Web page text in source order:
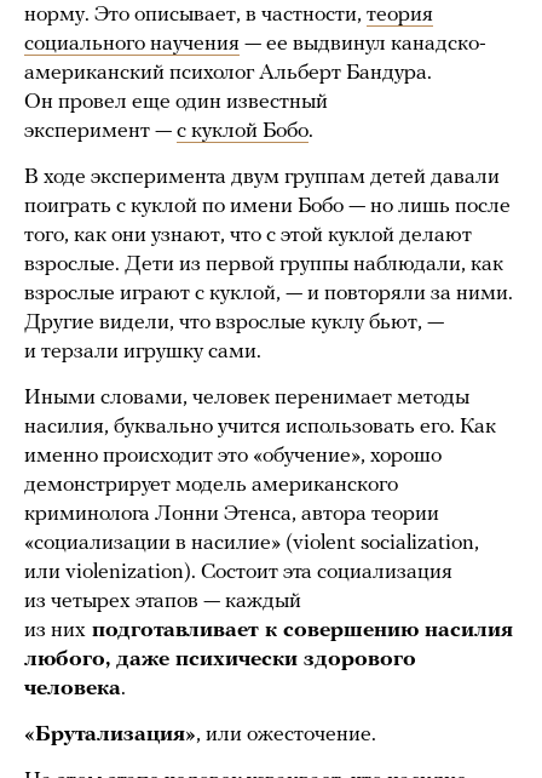
норму. Это описывает, в частности, теория
социального научения — ее выдвинул канадско-
американский психолог Альберт Бандура.
Он провел еще один известный
эксперимент — с куклой Бобо.
В ходе эксперимента двум группам детей давали
поиграть с куклой по имени Бобо — но лишь после
того, как они узнают, что с этой куклой делают
взрослые. Дети из первой группы наблюдали, как
взрослые играют с куклой, — и повторяли за ними.
Другие видели, что взрослые куклу бьют, —
и терзали игрушку сами.
Иными словами, человек перенимает методы
насилия, буквально учится использовать его. Как
именно происходит это «обучение», хорошо
демонстрирует модель американского
криминолога Лонни Этенса, автора теории
«социализации в насилие» (violent socialization,
или violenization). Состоит эта социализация
из четырех этапов — каждый
из них подготавливает к совершению насилия
любого, даже психически здорового
человека.
«Брутализация», или ожесточение.